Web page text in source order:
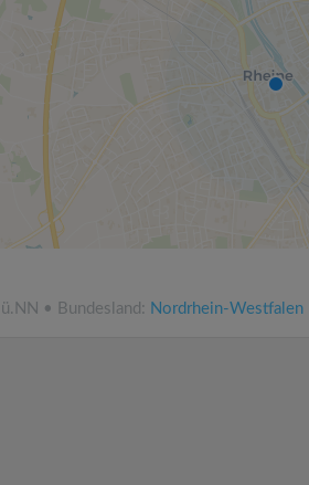
• Bundesland: Nordrhein-Westfalen